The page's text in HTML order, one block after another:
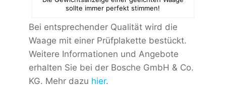
sollte immer perfekt stimmen!
Bei entsprechender Qualität wird die
Waage mit einer Prüfplakette bestückt.
Weitere Informationen und Angebote
erhalten Sie bei der Bosche GmbH & Co.
KG. Mehr dazu hier.